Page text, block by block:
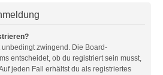
zwingend. Die Board-
entscheidet, ob du registriert sein musst,
jeden Fall erhältst du als registriertes